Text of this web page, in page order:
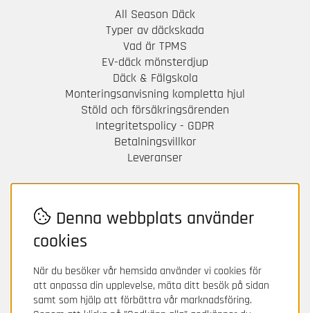
All Season Däck
Typer av däckskada
Vad är TPMS
EV-däck mönsterdjup
Däck & Fälgskola
Monteringsanvisning kompletta hjul
Stöld och försäkringsärenden
Integritetspolicy - GDPR
Betalningsvillkor
Leveranser
BETALA TRYGGT HOS OSS!
kontakta Avarda / Two.
Denna webbplats använder
cookies
När du besöker vår hemsida använder vi cookies för
att anpassa din upplevelse, mäta ditt besök på sidan
samt som hjälp att förbättra vår marknadsföring.